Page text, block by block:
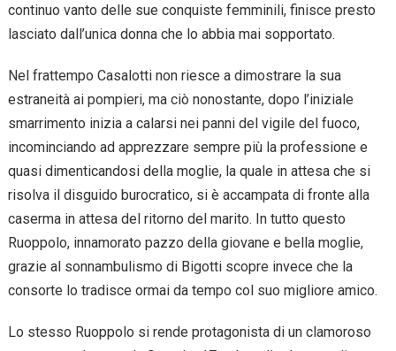
continuo vanto delle sue conquiste femminili, finisce presto
lasciato dall’unica donna che lo abbia mai sopportato.
Nel frattempo Casalotti non riesce a dimostrare la sua
estraneità ai pompieri, ma ciò nonostante, dopo l’iniziale
smarrimento inizia a calarsi nei panni del vigile del fuoco,
incominciando ad apprezzare sempre più la professione e
quasi dimenticandosi della moglie, la quale in attesa che si
risolva il disguido burocratico, si è accampata di fronte alla
caserma in attesa del ritorno del marito. In tutto questo
Ruoppolo, innamorato pazzo della giovane e bella moglie,
grazie al sonnambulismo di Bigotti scopre invece che la
consorte lo tradisce ormai da tempo col suo migliore amico.
Lo stesso Ruoppolo si rende protagonista di un clamoroso